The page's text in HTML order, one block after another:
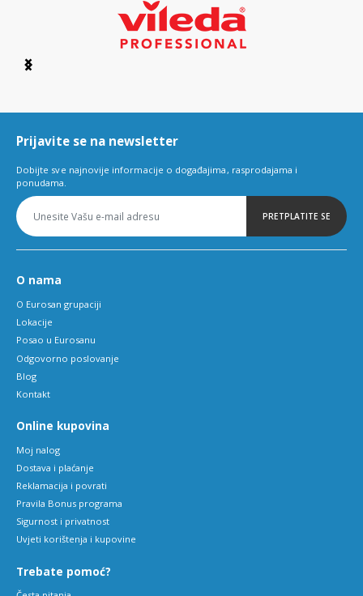
Item
6
Prijavite se na newsletter
Dobijte sve najnovije informacije o događajima, rasprodajama i
ponudama.
PRETPLATITE SE
O nama
O Eurosan grupaciji
Lokacije
Posao u Eurosanu
Odgovorno poslovanje
Blog
Kontakt
Online kupovina
Moj nalog
Dostava i plaćanje
Reklamacija i povrati
Pravila Bonus programa
Sigurnost i privatnost
Uvjeti korištenja i kupovine
Trebate pomoć?